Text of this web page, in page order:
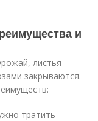
и
листья
закрываются.
тратить